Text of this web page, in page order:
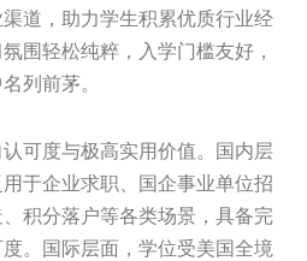
道，助力学生积累优质行业经
围轻松纯粹，入学门槛友好，
列前茅。
可度与极高实用价值。国内层
于企业求职、国企事业单位招
积分落户等各类场景，具备完
。国际层面，学位受美国全境